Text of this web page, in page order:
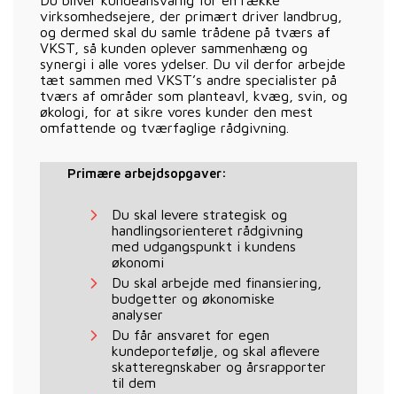
virksomhedsejere, der primært driver landbrug,
og dermed skal du samle trådene på tværs af
VKST, så kunden oplever sammenhæng og
synergi i alle vores ydelser. Du vil derfor arbejde
tæt sammen med VKST’s andre specialister på
tværs af områder som planteavl, kvæg, svin, og
økologi, for at sikre vores kunder den mest
omfattende og tværfaglige rådgivning.
Primære arbejdsopgaver:
Du skal levere strategisk og
handlingsorienteret rådgivning
med udgangspunkt i kundens
økonomi
Du skal arbejde med finansiering,
budgetter og økonomiske
analyser
Du får ansvaret for egen
kundeportefølje, og skal aflevere
skatteregnskaber og årsrapporter
til dem